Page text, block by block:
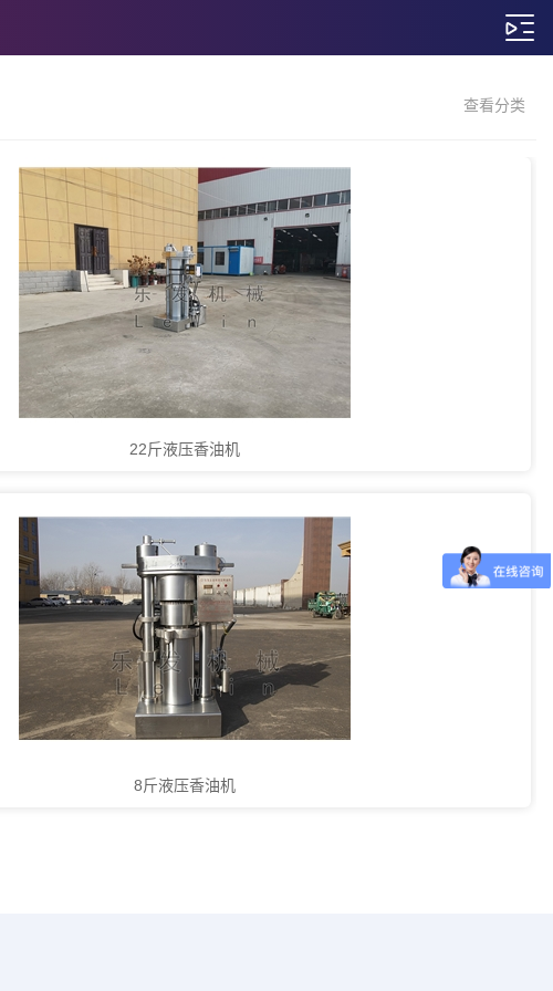
查看分类
22斤液压香油机
8斤液压香油机